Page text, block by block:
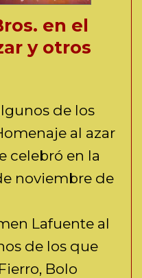
en el
y otros
de los
al azar
celebró en la
noviembre de
Lafuente al
de los que
Bolo